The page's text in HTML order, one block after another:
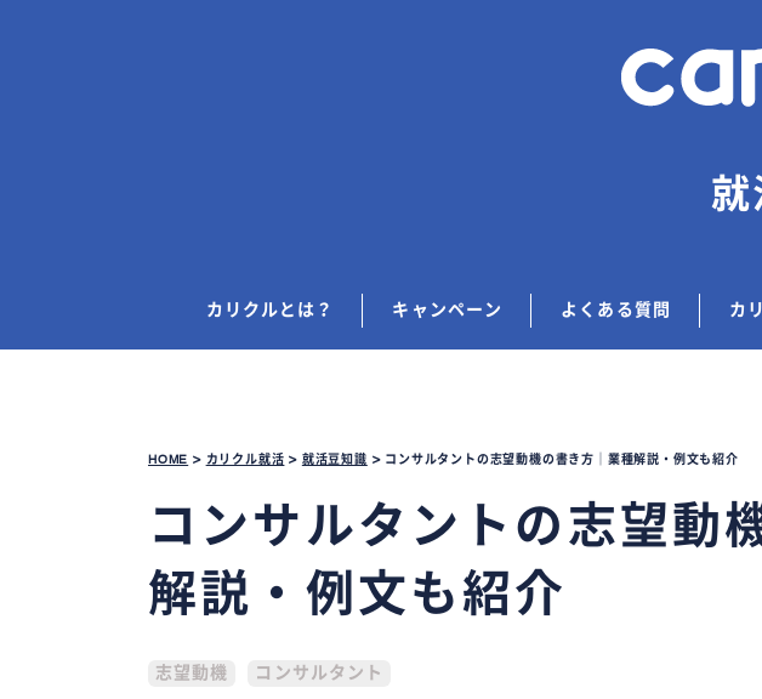
就
カリクルとは？ キャンペーン よくある質問 カ
HOME > カリクル就活 > 就活豆知識 > コンサルタントの志望動機の書き方｜業種解説・例文も紹介
コンサルタントの志望動
解説・例文も紹介
志望動機 コンサルタント